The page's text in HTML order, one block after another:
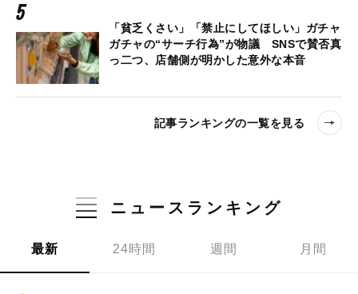
「貧乏くさい」「禁止にしてほしい」ガチャ
ガチャの“サーチ行為”が物議 SNSで賛否真
っ二つ、店舗側が明かした意外な本音
記事ランキングの一覧を見る
ニュースランキング
最新 24時間 週間 月間